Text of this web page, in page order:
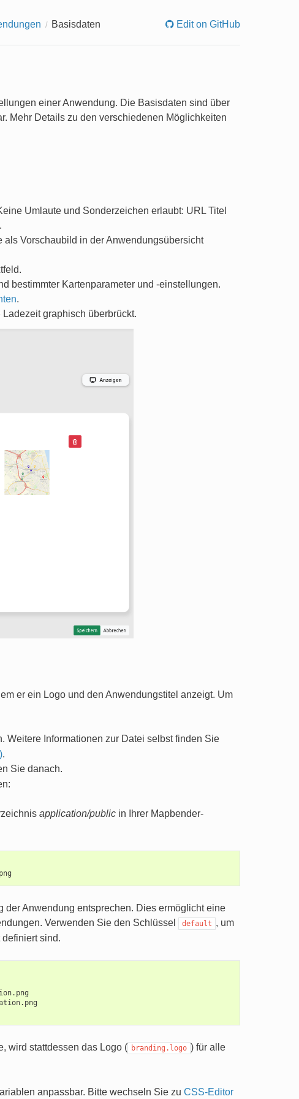
Basisdaten Edit on GitHub
einer Anwendung. Die Basisdaten sind über
Mehr Details zu den verschiedenen Möglichkeiten
Umlaute und Sonderzeichen erlaubt: URL Titel
Vorschaubild in der Anwendungsübersicht
bestimmter Kartenparameter und -einstellungen.
.
graphisch überbrückt.
er ein Logo und den Anwendungstitel anzeigt. Um
Weitere Informationen zur Datei selbst finden Sie
.
Sie danach.
application/publicin Ihrer Mapbender-
Anwendung entsprechen. Dies ermöglicht eine
Verwenden Sie den Schlüssel
default , um
sind.
wird stattdessen das Logo ( branding.logo ) für alle
anpassbar. Bitte wechseln Sie zu CSS-Editor